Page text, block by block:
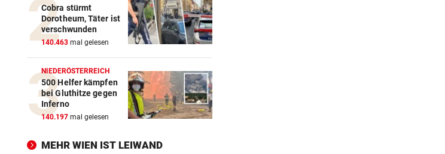
SZENE SETZT SICH FEST vor 2 Stunden
Drogenhandel explodiert im
Wiener Bezirk Mariahilf
Diese drei Länder schlossen
Militär-Bündnis
TOUR DE FRANCE – DAMEN vor 2 Stunden
Mont Ventoux
Cobra stürmt
Dorotheum, Täter ist
verschwunden
140.463 mal gelesen
NIEDERÖSTERREICH
500 Helfer kämpfen
bei Gluthitze gegen
Inferno
140.197 mal gelesen
MEHR WIEN IST LEIWAND